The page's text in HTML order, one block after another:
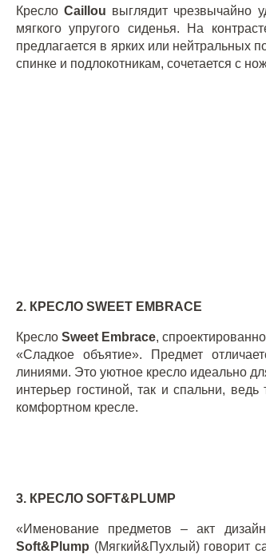
КреслоCaillou выглядит
мягкого упругого сиденья. На
предлагается в ярких или нейтральных
спинке и подлокотникам, сочетается с
2. КРЕСЛО SWEET EMBRACE
КреслоSweet Embrace,
«Сладкое объятие». Предмет
линиями. Это уютное кресло идеально
интерьер гостиной, так и спальни,
комфортном кресле.
3. КРЕСЛО SOFT&PLUMP
«Именование предметов – акт
Soft& Plump (Мягкий&Пухлый) говорит